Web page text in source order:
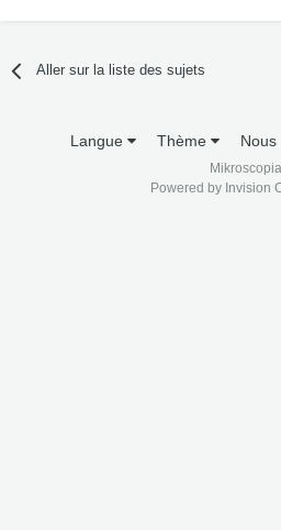
Aller sur la liste des sujets
Langue Thème Nous
Mikroscopia
Powered by Invision